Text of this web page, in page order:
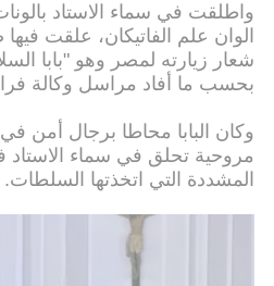
واطلقت في سماء الاستاد
الوان علم الفاتيكان، علقت
شعار زيارته لمصر وهو "بابا
بحسب ما أفاد مراسل وكالة
وكان البابا محاطا برجال أمن
مروحية تحلق في سماء الاستاد
المشددة التي اتخذتها السلطات.